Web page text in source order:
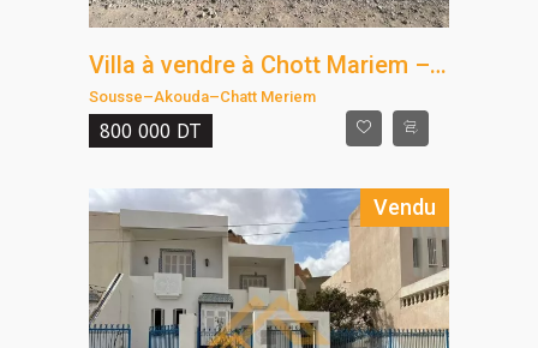
Villa à vendre à Chott Mariem – 300 m²
Sousse–Akouda–Chatt Meriem
800 000 DT
Vendu